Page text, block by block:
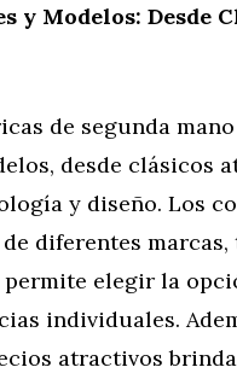
y Modelos: Desde
de segunda
desde clásicos
y diseño. Los
diferentes marcas,
elegir la
individuales.
atractivos